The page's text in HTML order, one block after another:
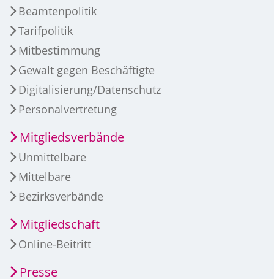
Beamtenpolitik
Tarifpolitik
Mitbestimmung
Gewalt gegen Beschäftigte
Digitalisierung/Datenschutz
Personalvertretung
Mitgliedsverbände
Unmittelbare
Mittelbare
Bezirksverbände
Mitgliedschaft
Online-Beitritt
Presse